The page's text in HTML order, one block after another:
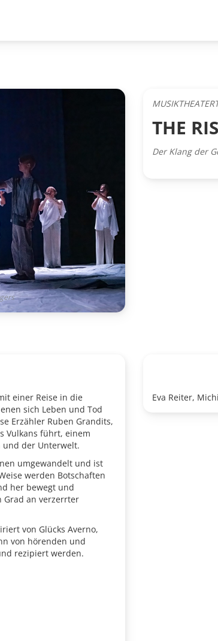
THE
Der Klang der
einer Reise in die
sich Leben und Tod
Erzähler Ruben Grandits,
Vulkans führt, einem
und der Unterwelt.
umgewandelt und ist
werden Botschaften
her bewegt und
Grad an verzerrter
von Glücks Averno,
von hörenden und
rezipiert werden.
Eva Reiter,